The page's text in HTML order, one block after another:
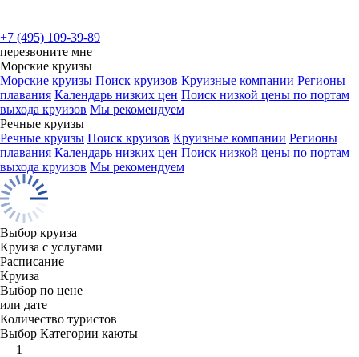
+7 (495) 109-39-89
перезвоните мне
Морские круизы
Морские круизы Поиск круизов Круизные компании Регионы
плавания Календарь низких цен Поиск низкой цены по портам
выхода круизов Мы рекомендуем
Речные круизы
Речные круизы Поиск круизов Круизные компании Регионы
плавания Календарь низких цен Поиск низкой цены по портам
выхода круизов Мы рекомендуем
Выбор круиза
Круиза с услугами
Расписание
Круиза
Выбор по цене
или дате
Количество туристов
Выбор Категории каюты
1